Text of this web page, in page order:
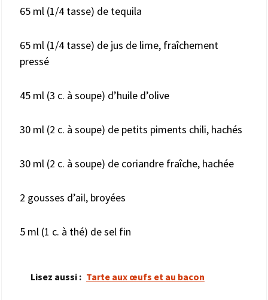
65 ml (1/4 tasse) de tequila
65 ml (1/4 tasse) de jus de lime, fraîchement
pressé
45 ml (3 c. à soupe) d’huile d’olive
30 ml (2 c. à soupe) de petits piments chili, hachés
30 ml (2 c. à soupe) de coriandre fraîche, hachée
2 gousses d’ail, broyées
5 ml (1 c. à thé) de sel fin
Lisez aussi : Tarte aux œufs et au bacon